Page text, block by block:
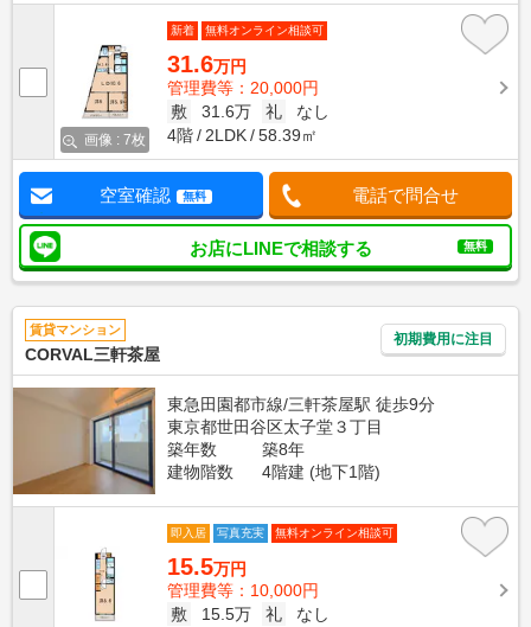
画像 : 7枚
新着 無料オンライン相談可
31.6万円
管理費等：20,000円
敷
31.6万 礼
なし
4階
2LDK 58.39㎡
空室確認 無料 電話で問合せ
お店にLINEで相談する 無料
賃貸マンション
CORVAL三軒茶屋
初期費用に注目
東急田園都市線/三軒茶屋駅 徒歩9分
東京都世田谷区太子堂３丁目
築年数
築8年
建物階数
4階建 (地下1階)
即入居 写真充実 無料オンライン相談可
15.5万円
管理費等：10,000円
敷
15.5万 礼
なし